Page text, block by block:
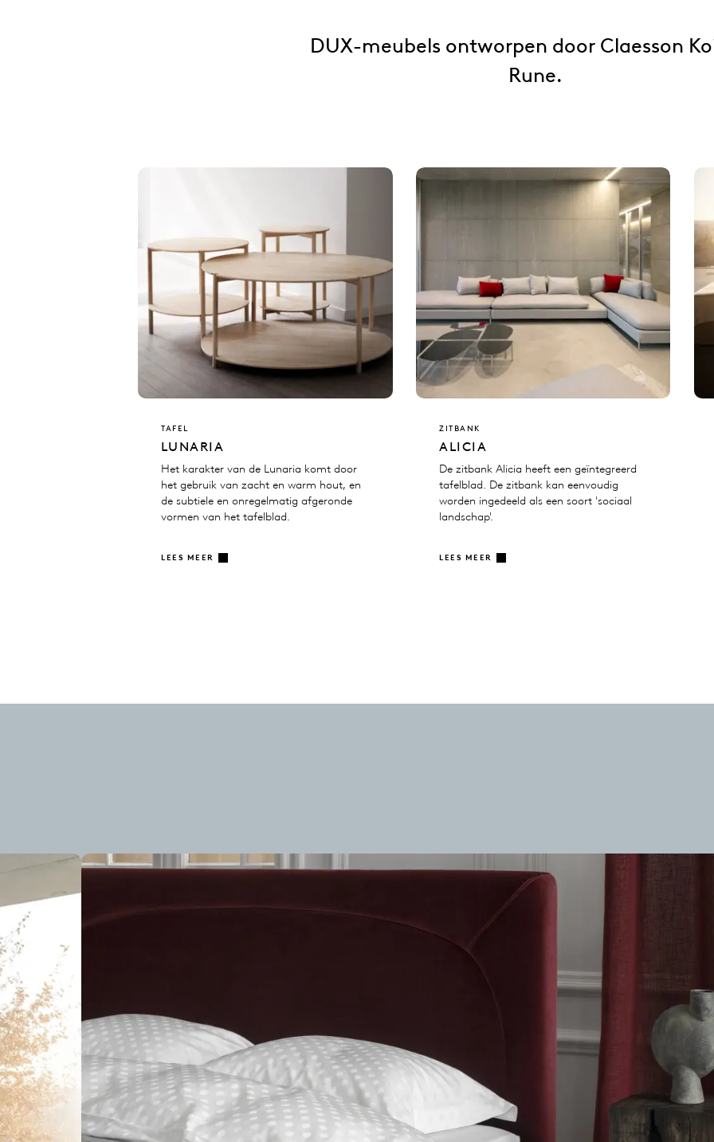
DUX-meubels ontworpen door Claesson
Rune.
TAFEL
LUNARIA
Het karakter van de Lunaria komt door
het gebruik van zacht en warm hout, en
de subtiele en onregelmatig afgeronde
vormen van het tafelblad.
LEES MEER
ZITBANK
ALICIA
De zitbank Alicia heeft een geïntegreerd
tafelblad. De zitbank kan eenvoudig
worden ingedeeld als een soort 'sociaal
landschap'.
LEES MEER